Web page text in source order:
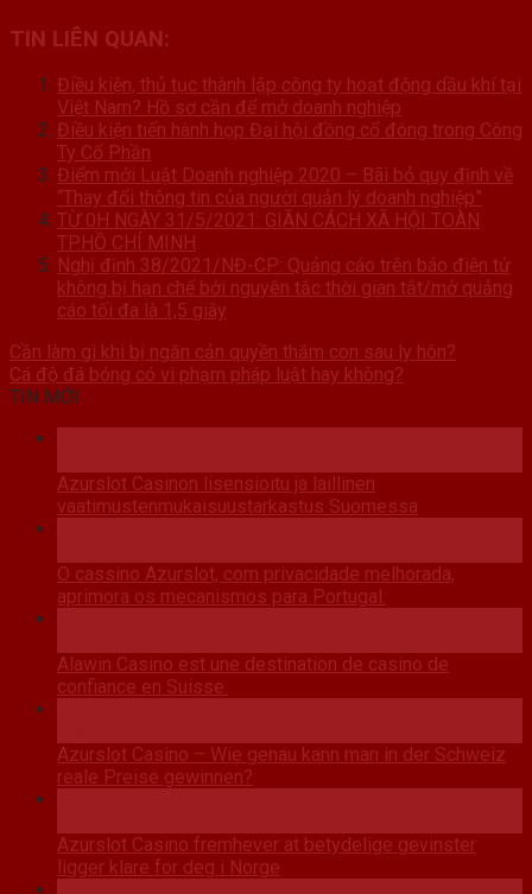
TIN LIÊN QUAN:
Điều kiện, thủ tục thành lập công ty hoạt động dầu khí tại
Việt Nam? Hồ sơ cần để mở doanh nghiệp
Điều kiện tiến hành họp Đại hội đồng cổ đông trong Công
Ty Cổ Phần
Điểm mới Luật Doanh nghiệp 2020 – Bãi bỏ quy định về
“Thay đổi thông tin của người quản lý doanh nghiệp”
TỪ 0H NGÀY 31/5/2021: GIÃN CÁCH XÃ HỘI TOÀN
TP.HỒ CHÍ MINH
Nghị định 38/2021/NĐ-CP: Quảng cáo trên báo điện tử
không bị hạn chế bởi nguyên tắc thời gian tắt/mở quảng
cáo tối đa là 1,5 giây
Cần làm gì khi bị ngăn cản quyền thăm con sau ly hôn?
Cá độ đá bóng có vi phạm pháp luật hay không?
TIN MỚI
Azurslot Casinon lisensioitu ja laillinen
vaatimustenmukaisuustarkastus Suomessa
O cassino Azurslot, com privacidade melhorada,
aprimora os mecanismos para Portugal.
Alawin Casino est une destination de casino de
confiance en Suisse.
Azurslot Casino – Wie genau kann man in der Schweiz
reale Preise gewinnen?
Azurslot Casino fremhever at betydelige gevinster
ligger klare for deg i Norge